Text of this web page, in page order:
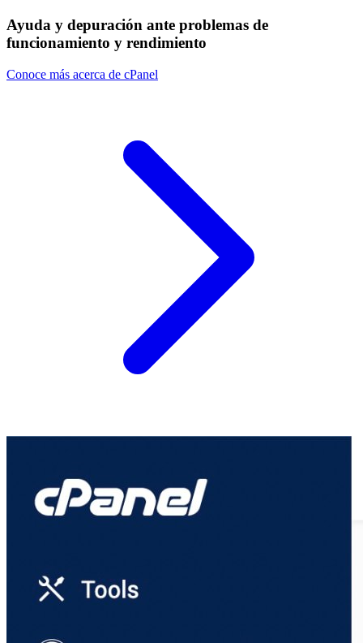
Ayuda y depuración ante problemas de
funcionamiento y rendimiento
Conoce más acerca de cPanel